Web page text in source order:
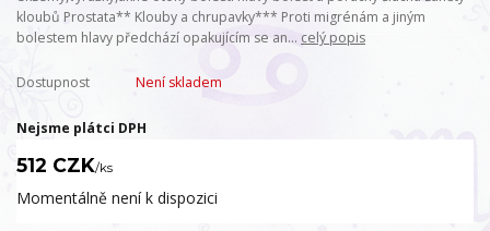
kloubů Prostata** Klouby a chrupavky*** Proti migrénám a jiným
bolestem hlavy předchází opakujícím se an... celý popis
Dostupnost Není skladem
Nejsme plátci DPH
512 CZK/ks
Momentálně není k dispozici